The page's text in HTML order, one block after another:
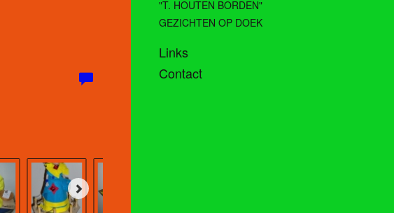
"T. HOUTEN BORDEN"
GEZICHTEN OP DOEK
Links
Contact